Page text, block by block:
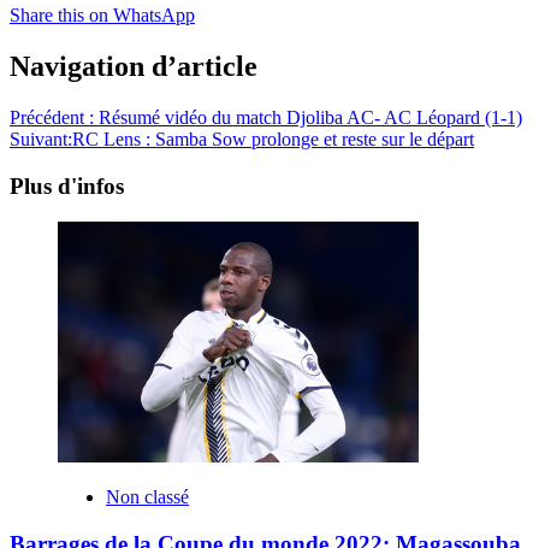
Share this on WhatsApp
Navigation d’article
Précédent : Résumé vidéo du match Djoliba AC- AC Léopard (1-1)
Suivant:RC Lens : Samba Sow prolonge et reste sur le départ
Plus d'infos
Non classé